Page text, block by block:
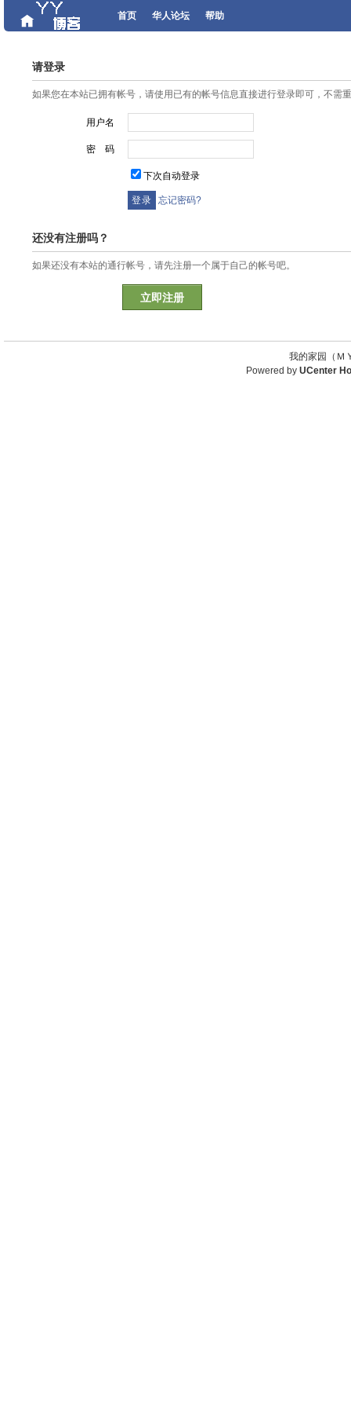
首页 华人论坛 帮助
请登录
如果您在本站已拥有帐号，请使用已有的帐号信息直接进行登录即可，不需
用户名
密 码
下次自动登录
忘记密码?
还没有注册吗？
如果还没有本站的通行帐号，请先注册一个属于自己的帐号吧。
立即注册
我的家园（
Powered by UCenter